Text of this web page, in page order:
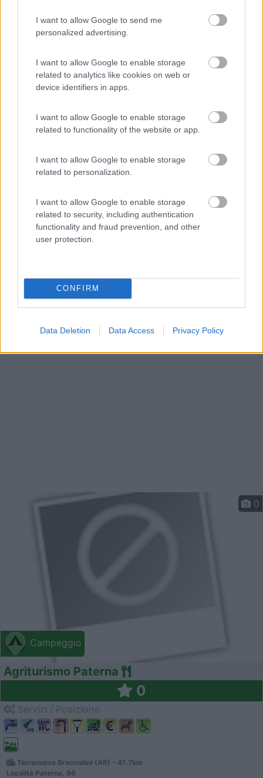
I want to allow Google to send me
personalized advertising.
I want to allow Google to enable storage
related to analytics like cookies on web or
device identifiers in apps.
I want to allow Google to enable storage
related to functionality of the website or app.
I want to allow Google to enable storage
related to personalization.
I want to allow Google to enable storage
related to security, including authentication
functionality and fraud prevention, and other
user protection.
CONFIRM
Data Deletion Data Access Privacy Policy
Area di sosta (AA)
9,5 19
Servizi / Posizione
L'agricampeggio immerso nella campagna Toscana, ai
piedi ...
Cortona (AR) - 39.4km
Campeggio
0
Agriturismo Paterna
0
Terranuova Bracciolini (AR) - 41.7km
Località Paterna, 96